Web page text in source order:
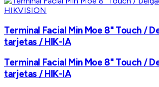
HIKVISION
Terminal Facial Min Moe 8" Touch /
tarjetas / HIK-IA
Terminal Facial Min Moe 8" Touch /
tarjetas / HIK-IA